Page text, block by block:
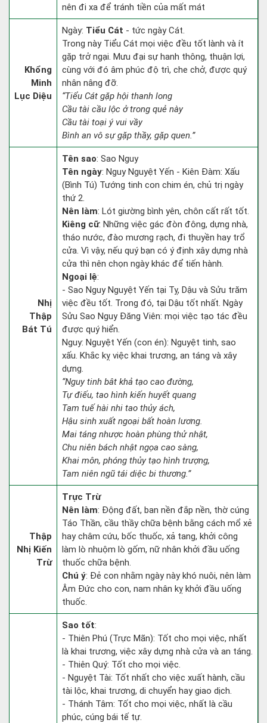
nên đi xa để tránh tiền của mất mát
Khổng
Minh
Lục Diệu
Ngày: Tiểu Cát - tức ngày Cát.
Trong này Tiểu Cát mọi việc đều tốt lành và ít
gặp trở ngại. Mưu đại sự hanh thông, thuận lợi,
cùng với đó âm phúc độ trì, che chở, được quý
nhân nâng đỡ.
“Tiểu Cát gặp hội thanh long
Cầu tài cầu lộc ở trong quẻ này
Cầu tài toại ý vui vầy
Bình an vô sự gặp thầy, gặp quen.”
Nhị
Thập
Bát Tú
Tên sao: Sao Nguy
Tên ngày: Nguy Nguyệt Yến - Kiên Đàm: Xấu
(Bình Tú) Tướng tinh con chim én, chủ trị ngày
thứ 2.
Nên làm: Lót giường bình yên, chôn cất rất tốt.
Kiêng cữ: Những việc gác đòn đông, dựng nhà,
tháo nước, đào mương rạch, đi thuyền hay trổ
cửa. Vì vậy, nếu quý bạn có ý định xây dựng nhà
cửa thì nên chọn ngày khác để tiến hành.
Ngoại lệ:
- Sao Nguy Nguyệt Yến tại Tỵ, Dậu và Sửu trăm
việc đều tốt. Trong đó, tại Dậu tốt nhất. Ngày
Sửu Sao Nguy Đăng Viên: mọi việc tạo tác đều
được quý hiển.
Nguy: Nguyệt Yến (con én): Nguyệt tinh, sao
xấu. Khắc kỵ việc khai trương, an táng và xây
dựng.
“Nguy tinh bât khả tạo cao đường,
Tự điếu, tao hình kiến huyết quang
Tam tuế hài nhi tao thủy ách,
Hậu sinh xuất ngoại bất hoàn lương.
Mai táng nhược hoàn phùng thử nhật,
Chu niên bách nhật ngọa cao sàng,
Khai môn, phóng thủy tạo hình trượng,
Tam niên ngũ tái diệc bi thương.”
Thập
Nhị Kiến
Trừ
Trực Trừ
Nên làm: Động đất, ban nền đắp nền, thờ cúng
Táo Thần, cầu thầy chữa bệnh bằng cách mổ xẻ
hay châm cứu, bốc thuốc, xả tang, khởi công
làm lò nhuộm lò gốm, nữ nhân khởi đầu uống
thuốc chữa bệnh.
Chú ý: Đẻ con nhằm ngày này khó nuôi, nên làm
Âm Đức cho con, nam nhân kỵ khởi đầu uống
thuốc.
Sao tốt:
- Thiên Phú (Trực Mãn): Tốt cho mọi việc, nhất
là khai trương, việc xây dựng nhà cửa và an táng.
- Thiên Quý: Tốt cho mọi việc.
- Nguyệt Tài: Tốt nhất cho việc xuất hành, cầu
tài lộc, khai trương, di chuyển hay giao dịch.
- Thánh Tâm: Tốt cho mọi việc, nhất là cầu
phúc, cúng bái tế tự.